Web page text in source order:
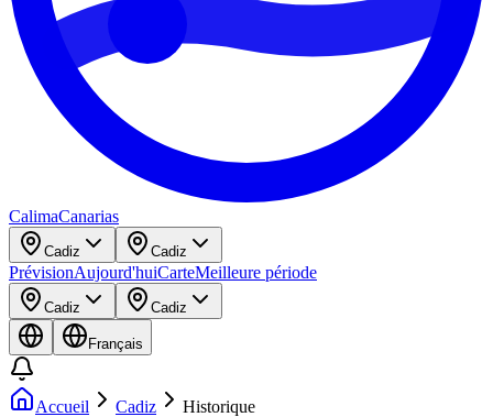
CalimaCanarias
Cadiz Cadiz
PrévisionAujourd'huiCarteMeilleure période
Cadiz Cadiz
Français
Accueil Cadiz Historique